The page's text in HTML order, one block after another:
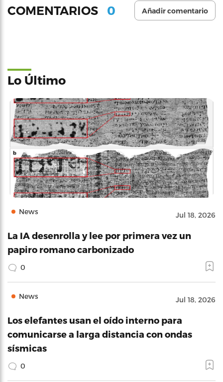
COMENTARIOS 0 Añadir comentario
Lo Último
News Jul 18, 2026
La IA desenrolla y lee por primera vez un
papiro romano carbonizado
0
News Jul 18, 2026
Los elefantes usan el oído interno para
comunicarse a larga distancia con ondas
sísmicas
0